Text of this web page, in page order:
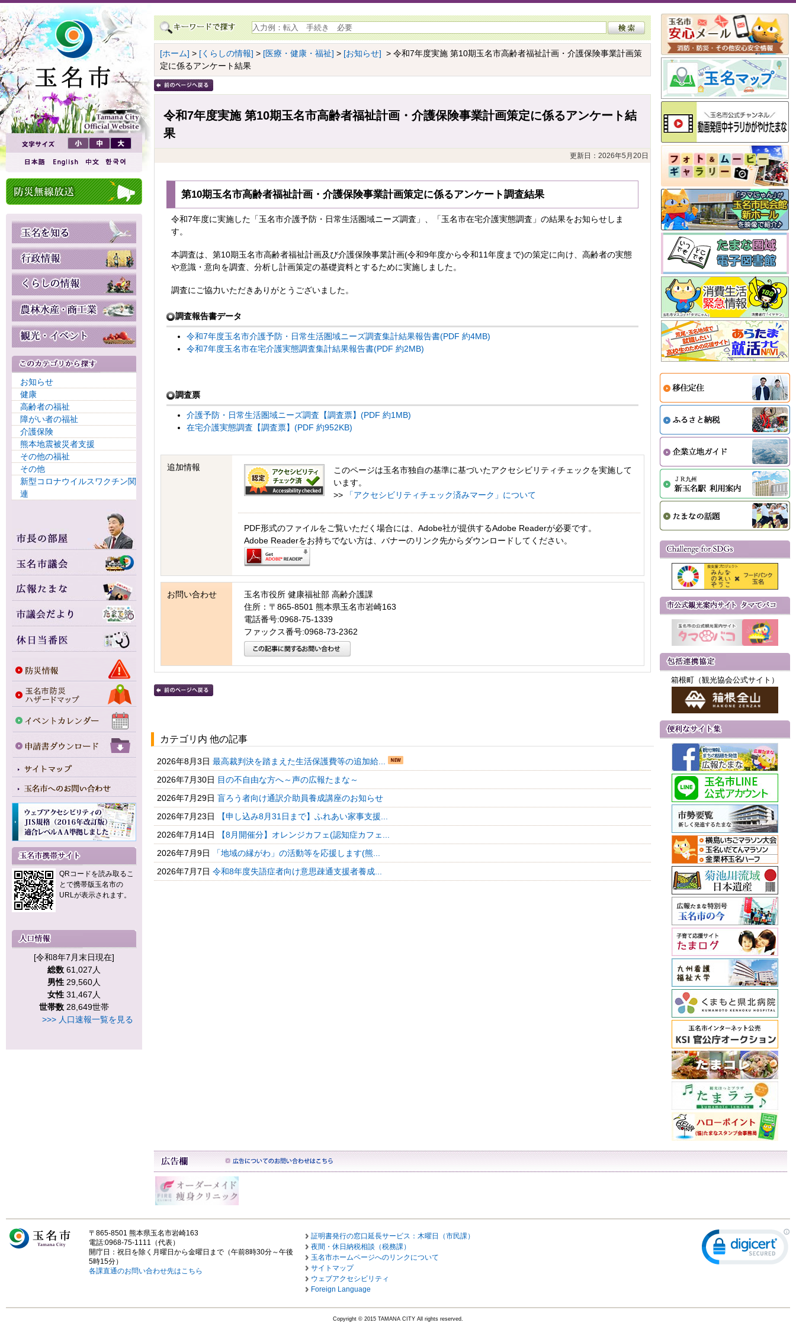
お知らせ
健康
高齢者の福祉
障がい者の福祉
介護保険
熊本地震被災者支援
その他の福祉
その他
新型コロナウイルスワクチン関
連
QRコードを読み取るこ
とで携帯版玉名市の
URLが表示されます。
[令和8年7月末日現在]
総数 61,027人
男性 29,560人
女性 31,467人
世帯数 28,649世帯
>>> 人口速報一覧を見る
[ホーム] > [くらしの情報] > [医療・健康・福祉] > [お知らせ] > 令和7年度実施 第10期玉名市高齢者福祉計画・介護保険事業計画策
定に係るアンケート結果
令和7年度実施 第10期玉名市高齢者福祉計画・介護保険事業計画策定に係るアンケート結
果
更新日：2026年5月20日
第10期玉名市高齢者福祉計画・介護保険事業計画策定に係るアンケート調査結果
令和7年度に実施した「玉名市介護予防・日常生活圏域ニーズ調査」、「玉名市在宅介護実態調査」の結果をお知らせしま
す。
本調査は、第10期玉名市高齢者福祉計画及び介護保険事業計画(令和9年度から令和11年度まで)の策定に向け、高齢者の実態
や意識・意向を調査、分析し計画策定の基礎資料とするために実施しました。
調査にご協力いただきありがとうございました。
調査報告書データ
令和7年度玉名市介護予防・日常生活圏域ニーズ調査集計結果報告書(PDF 約4MB)
令和7年度玉名市在宅介護実態調査集計結果報告書(PDF 約2MB)
調査票
介護予防・日常生活圏域ニーズ調査【調査票】(PDF 約1MB)
在宅介護実態調査【調査票】(PDF 約952KB)
追加情報
このページは玉名市独自の基準に基づいたアクセシビリティチェックを実施して
います。
>>
「アクセシビリティチェック済みマーク」について
PDF形式のファイルをご覧いただく場合には、Adobe社が提供するAdobe Readerが必要です。
Adobe Readerをお持ちでない方は、バナーのリンク先からダウンロードしてください。
お問い合わせ
玉名市役所 健康福祉部 高齢介護課
住所：〒865-8501 熊本県玉名市岩崎163
電話番号:0968-75-1339
ファックス番号:0968-73-2362
カテゴリ内 他の記事
2026年8月3日 最高裁判決を踏まえた生活保護費等の追加給...
2026年7月30日 目の不自由な方へ～声の広報たまな～
2026年7月29日 盲ろう者向け通訳介助員養成講座のお知らせ
2026年7月23日
【申し込み8月31日まで】ふれあい家事支援...
2026年7月14日
【8月開催分】オレンジカフェ(認知症カフェ...
2026年7月9日
「地域の縁がわ」の活動等を応援します(熊...
2026年7月7日 令和8年度失語症者向け意思疎通支援者養成...
箱根町（観光協会公式サイト）
〒865-8501 熊本県玉名市岩崎163
電話:0968-75-1111（代表）
開庁日：祝日を除く月曜日から金曜日まで（午前8時30分～午後
5時15分）
各課直通のお問い合わせ先はこちら
証明書発行の窓口延長サービス：木曜日（市民課）
夜間・休日納税相談（税務課）
玉名市ホームページへのリンクについて
サイトマップ
ウェブアクセシビリティ
Foreign Language
Copyright © 2015 TAMANA CITY All rights reserved.